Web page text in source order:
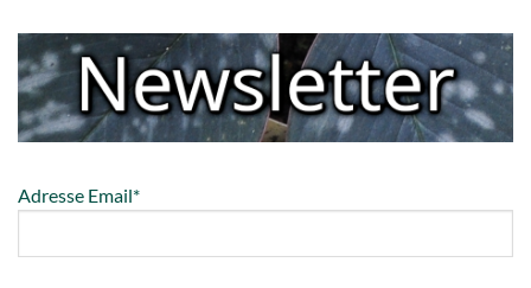
Adresse Email*